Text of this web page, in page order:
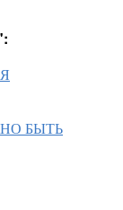
БЫТЬ